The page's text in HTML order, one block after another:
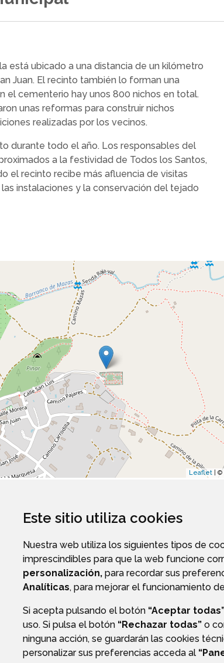
Este sitio utiliza cookies
Nuestra web utiliza los siguientes tipos de
imprescindibles para que la web funcione
personalización, para recordar sus
Analíticas, para mejorar el funcionamiento
Si acepta pulsando el botón “Aceptar
uso. Si pulsa el botón “Rechazar todas” o
ninguna acción, se guardarán las cookies
personalizar sus preferencias acceda al
está ubicado a una distancia de un kilómetro
Juan. El recinto también lo forman una
el cementerio hay unos 800 nichos en total.
unas reformas para construir nichos
realizadas por los vecinos.
durante todo el año. Los responsables del
a la festividad de Todos los Santos,
el recinto recibe más afluencia de visitas
instalaciones y la conservación del tejado
Leaflet | ©
AYUDAS Y SUBVENCIONES